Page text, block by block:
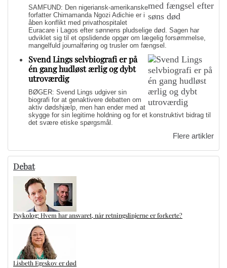
SAMFUND: Den nigeriansk-amerikanske
forfatter Chimamanda Ngozi Adichie er i
åben konflikt med privathospitalet
Euracare i Lagos efter sønnens pludselige død. Sagen har
udviklet sig til et opslidende opgør om lægelig forsømmelse,
mangelfuld journalføring og trusler om fængsel.
Svend Lings selvbiografi er på
én gang hudløst ærlig og dybt
utroværdig
BØGER: Svend Lings udgiver sin
biografi for at genaktivere debatten om
aktiv dødshjælp, men han ender med at
skygge for sin legitime holdning og for et konstruktivt bidrag til
det svære etiske spørgsmål.
Flere artikler
Debat
Psykolog: Hvem har ansvaret, når retningslinjerne er forkerte?
Lisbeth Egeskov er død